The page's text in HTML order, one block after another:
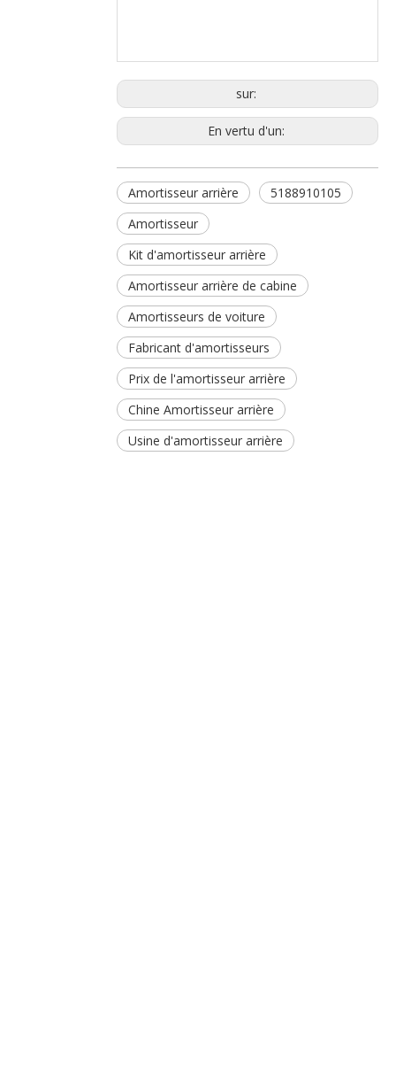
sur:
En vertu d'un:
Amortisseur arrière
5188910105
Amortisseur
Kit d'amortisseur arrière
Amortisseur arrière de cabine
Amortisseurs de voiture
Fabricant d'amortisseurs
Prix ​​de l'amortisseur arrière
Chine Amortisseur arrière
Usine d'amortisseur arrière